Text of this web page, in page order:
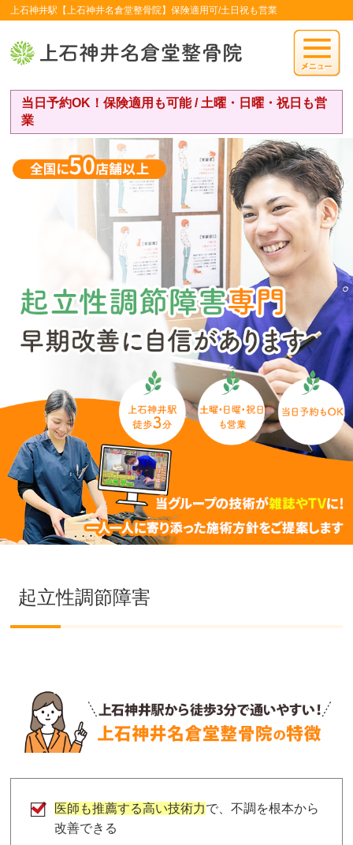
上石神井駅【上石神井名倉堂整骨院】保険適用可/土日祝も営業
当日予約OK！保険適用も可能 / 土曜・日曜・祝日も営
業
起立性調節障害
医師も推薦する高い技術力で、不調を根本から
改善できる